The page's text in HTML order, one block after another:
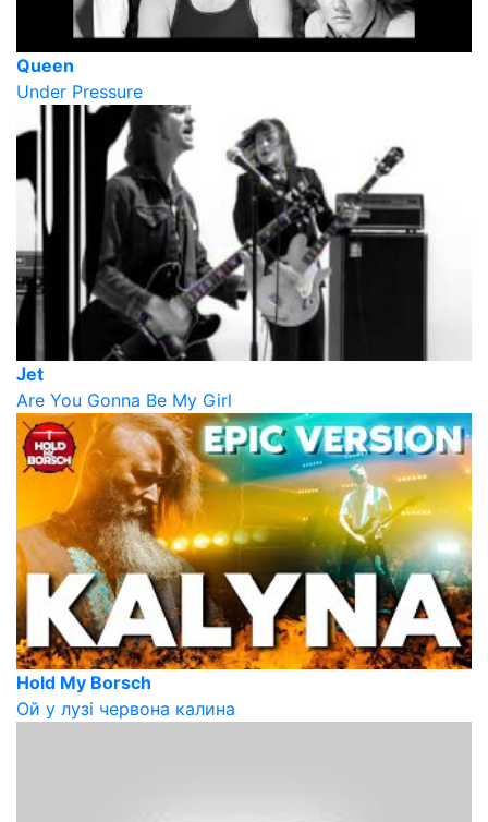
Queen
Under Pressure
Jet
Are You Gonna Be My Girl
Hold My Borsch
Ой у лузі червона калина